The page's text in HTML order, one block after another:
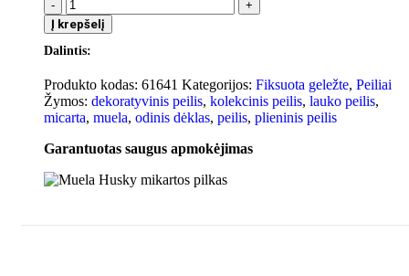
Į krepšelį
Dalintis:
Produkto kodas: 61641 Kategorijos: Fiksuota geležte, Peiliai
Žymos: dekoratyvinis peilis, kolekcinis peilis, lauko peilis,
micarta, muela, odinis dėklas, peilis, plieninis peilis
Garantuotas saugus apmokėjimas